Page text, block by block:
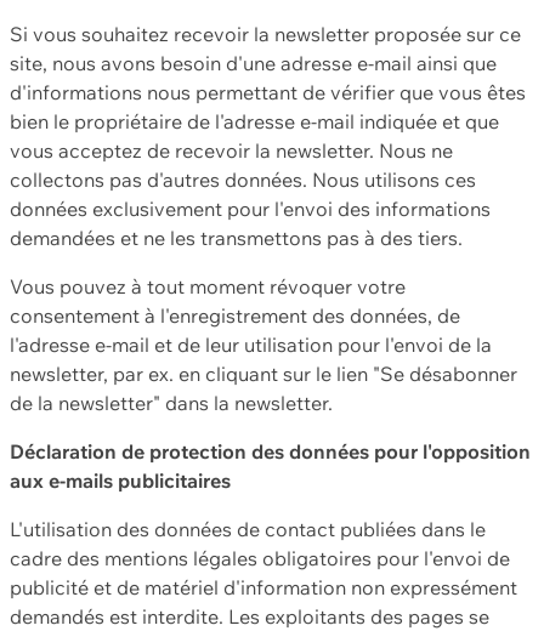
Si vous souhaitez recevoir la newsletter proposée sur ce
site, nous avons besoin d'une adresse e-mail ainsi que
d'informations nous permettant de vérifier que vous êtes
bien le propriétaire de l'adresse e-mail indiquée et que
vous acceptez de recevoir la newsletter. Nous ne
collectons pas d'autres données. Nous utilisons ces
données exclusivement pour l'envoi des informations
demandées et ne les transmettons pas à des tiers.
Vous pouvez à tout moment révoquer votre
consentement à l'enregistrement des données, de
l'adresse e-mail et de leur utilisation pour l'envoi de la
newsletter, par ex. en cliquant sur le lien "Se désabonner
de la newsletter" dans la newsletter.
Déclaration de protection des données pour l'opposition
aux e-mails publicitaires
L'utilisation des données de contact publiées dans le
cadre des mentions légales obligatoires pour l'envoi de
publicité et de matériel d'information non expressément
demandés est interdite. Les exploitants des pages se